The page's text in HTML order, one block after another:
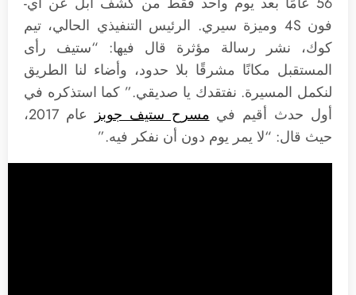
فون 4S وميزة سيري. الرئيس التنفيذي الحالي، تيم
كوك، نشر رسالة مؤثرة قال فيها: “ستيف رأى
المستقبل مكانًا مشرقًا بلا حدود، وأضاء لنا الطريق
لنكمل المسيرة. نفتقدك يا صديقي.” كما استذكره في
أول حدث أقيم في مسرح ستيف جوبز
عام 2017،
حيث قال: “لا يمر يوم دون أن نفكر فيه.”